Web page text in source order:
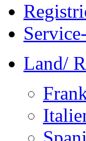
Land/